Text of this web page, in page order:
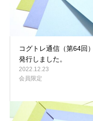
コグトレ通信（第64回）
発行しました。
2022.12.23
会員限定